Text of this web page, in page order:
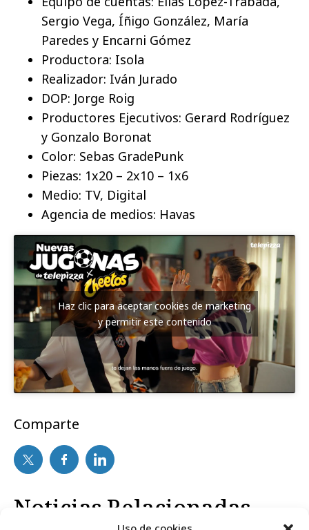
Sergio Vega, Íñigo González, María
Paredes y Encarni Gómez
Productora: Isola
Realizador: Iván Jurado
DOP: Jorge Roig
Productores Ejecutivos: Gerard Rodríguez
y Gonzalo Boronat
Color: Sebas GradePunk
Piezas: 1x20 – 2x10 – 1x6
Medio: TV, Digital
Agencia de medios: Havas
Haz clic para aceptar cookies de marketing
y permitir este contenido
Comparte
Noticias Relacionadas